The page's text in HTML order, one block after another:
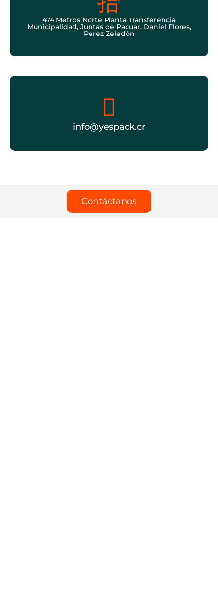
474 Metros Norte Planta Transferencia
Municipalidad, Juntas de Pacuar, Daniel Flores,
Perez Zeledón
info@yespack.cr
Contáctanos